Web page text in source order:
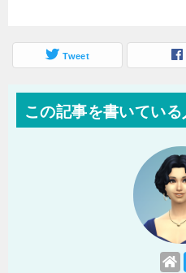
Tweet
この記事を書いている